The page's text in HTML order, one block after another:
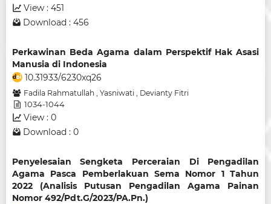
View : 451
Download : 456
Perkawinan Beda Agama dalam Perspektif Hak Asasi
Manusia di Indonesia
10.31933/6230xq26
Fadila Rahmatullah Yasniwati Devianty Fitri
1034-1044
View : 0
Download : 0
Penyelesaian Sengketa Perceraian Di Pengadilan
Agama Pasca Pemberlakuan Sema Nomor 1 Tahun
2022 (Analisis Putusan Pengadilan Agama Painan
Nomor 492/Pdt.G/2023/PA.Pn.)